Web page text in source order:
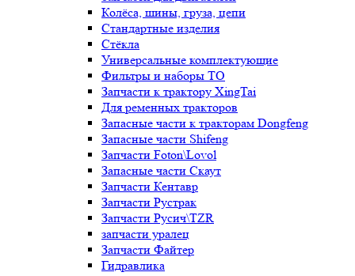
Колёса, шины, груза, цепи
Стандартные изделия
Стёкла
Универсальные комплектующие
Фильтры и наборы ТО
Запчасти к трактору XingTai
Для ременных тракторов
Запасные части к тракторам Dongfeng
Запасные части Shifeng
Запчасти Foton\Lovol
Запасные части Скаут
Запчасти Кентавр
Запчасти Рустрак
Запчасти Русич\TZR
запчасти уралец
Запчасти Файтер
Гидравлика